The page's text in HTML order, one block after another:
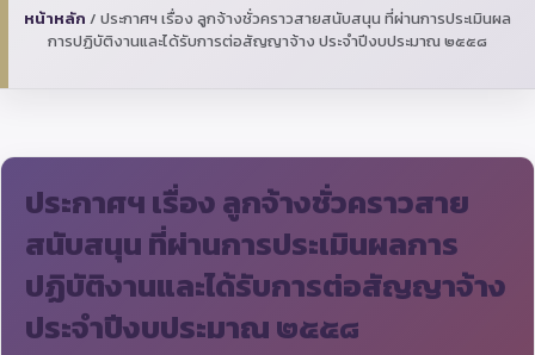
หน้าหลัก / ประกาศฯ เรื่อง ลูกจ้างชั่วคราวสายสนับสนุน ที่ผ่านการประเมินผล
การปฏิบัติงานและได้รับการต่อสัญญาจ้าง ประจำปีงบประมาณ ๒๕๕๘
ประกาศฯ เรื่อง ลูกจ้างชั่วคราวสาย
สนับสนุน ที่ผ่านการประเมินผลการ
ปฏิบัติงานและได้รับการต่อสัญญาจ้าง
ประจำปีงบประมาณ ๒๕๕๘